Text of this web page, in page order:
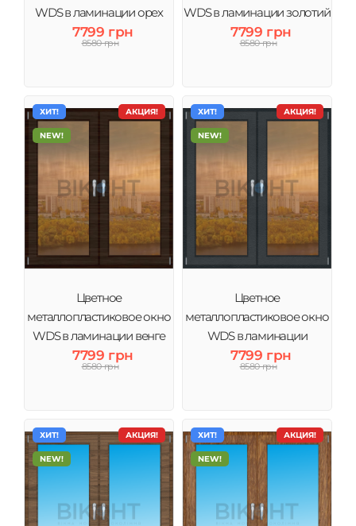
WDS в ламинации орех
тонировка бронза
7799 грн
8580 грн
WDS в ламинации золотий
дуб тонировка бронза
7799 грн
8580 грн
АКЦИЯ!
ХИТ!
NEW!
Цветное
металлопластиковое окно
WDS в ламинации венге
тонировка бронза
7799 грн
8580 грн
АКЦИЯ!
ХИТ!
NEW!
Цветное
металлопластиковое окно
WDS в ламинации
антрацит тонировка
бронза
7799 грн
8580 грн
АКЦИЯ!
ХИТ!
NEW!
АКЦИЯ!
ХИТ!
NEW!